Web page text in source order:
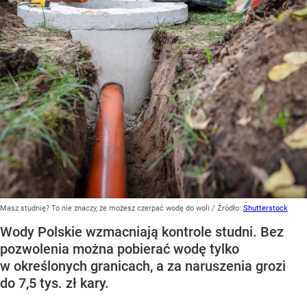
Masz studnię? To nie znaczy, że możesz czerpać wodę do woli / Źródło: Shutterstock
Wody Polskie wzmacniają kontrole studni. Bez
pozwolenia można pobierać wodę tylko
w określonych granicach, a za naruszenia grozi
do 7,5 tys. zł kary.